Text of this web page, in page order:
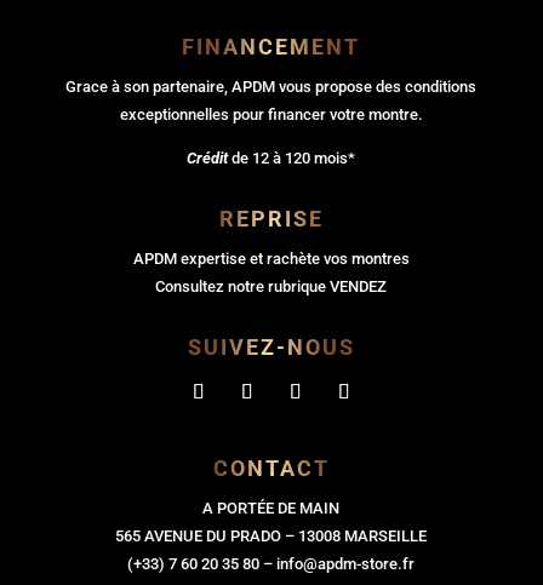
FINANCEMENT
Grace à son partenaire, APDM vous propose des conditions
exceptionnelles pour financer votre montre.
Créditde 12 à 120 mois*
REPRISE
APDM expertise et rachète vos montres
Consultez notre rubrique VENDEZ
SUIVEZ-NOUS
CONTACT
A PORTÉE DE MAIN
565 AVENUE DU PRADO – 13008 MARSEILLE
(+33) 7 60 20 35 80 – info@apdm-store.fr